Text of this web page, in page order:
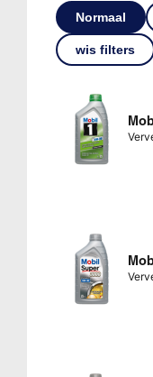
Normaal
wis filters